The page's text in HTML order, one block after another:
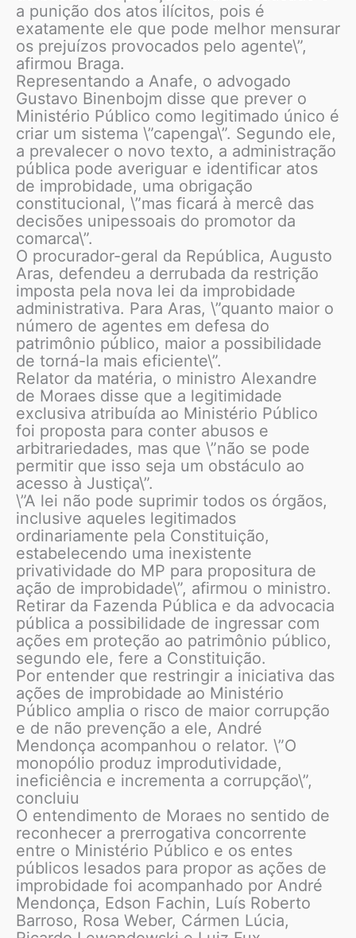
a punição dos atos ilícitos, pois é
exatamente ele que pode melhor mensurar
os prejuízos provocados pelo agente\”,
afirmou Braga.
Representando a Anafe, o advogado
Gustavo Binenbojm disse que prever o
Ministério Público como legitimado único é
criar um sistema \”capenga\”. Segundo ele,
a prevalecer o novo texto, a administração
pública pode averiguar e identificar atos
de improbidade, uma obrigação
constitucional, \”mas ficará à mercê das
decisões unipessoais do promotor da
comarca\”.
O procurador-geral da República, Augusto
Aras, defendeu a derrubada da restrição
imposta pela nova lei da improbidade
administrativa. Para Aras, \”quanto maior o
número de agentes em defesa do
patrimônio público, maior a possibilidade
de torná-la mais eficiente\”.
Relator da matéria, o ministro Alexandre
de Moraes disse que a legitimidade
exclusiva atribuída ao Ministério Público
foi proposta para conter abusos e
arbitrariedades, mas que \”não se pode
permitir que isso seja um obstáculo ao
acesso à Justiça\”.
\”A lei não pode suprimir todos os órgãos,
inclusive aqueles legitimados
ordinariamente pela Constituição,
estabelecendo uma inexistente
privatividade do MP para propositura de
ação de improbidade\”, afirmou o ministro.
Retirar da Fazenda Pública e da advocacia
pública a possibilidade de ingressar com
ações em proteção ao patrimônio público,
segundo ele, fere a Constituição.
Por entender que restringir a iniciativa das
ações de improbidade ao Ministério
Público amplia o risco de maior corrupção
e de não prevenção a ele, André
Mendonça acompanhou o relator. \”O
monopólio produz improdutividade,
ineficiência e incrementa a corrupção\”,
concluiu
O entendimento de Moraes no sentido de
reconhecer a prerrogativa concorrente
entre o Ministério Público e os entes
públicos lesados para propor as ações de
improbidade foi acompanhado por André
Mendonça, Edson Fachin, Luís Roberto
Barroso, Rosa Weber, Cármen Lúcia,